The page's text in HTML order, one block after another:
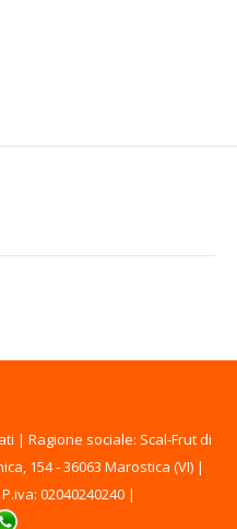
| Ragione sociale: Scal-Frut di
154 - 36063 Marostica (VI) |
02040240240 |